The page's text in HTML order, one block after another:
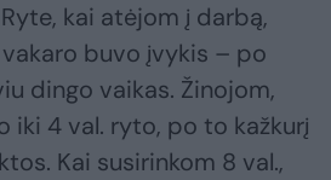
kai atėjom į darbą,
buvo įvykis – po
dingo vaikas. Žinojom,
iki 4 val. ryto, po to kažkurį
Kai susirinkom 8 val.,